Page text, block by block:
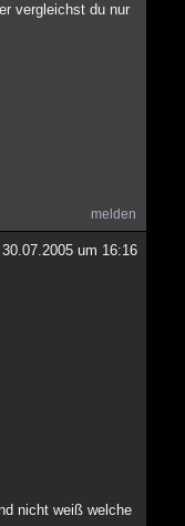
vergleichst du nur
melden
30.07.2005 um 16:16
nicht weiß welche